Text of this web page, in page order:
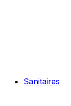
Sanitaires